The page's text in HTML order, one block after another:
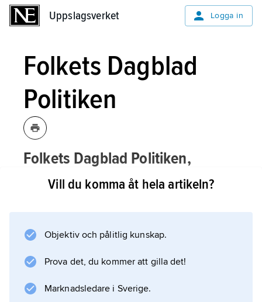
Uppslagsverket Logga in
Folkets Dagblad
Politiken
Folkets Dagblad Politiken,
morgontidning som med flera namn-
och ideologiska kursändringar utgavs i
Politiken , 1917–30 som Folkets Dagblad
Politiken
, 1930–40 och 1942–45 som
Folkets Dagblad.
Folkets Dagblad Politiken startade våren 1916
Vill du komma åt hela artikeln?
Objektiv och pålitlig kunskap.
Prova det, du kommer att gilla det!
Marknadsledare i Sverige.